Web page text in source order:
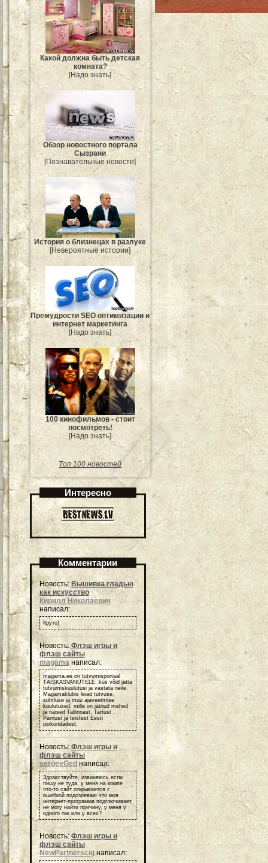
Какой должна быть детская
комната?
[Надо знать]
Обзор новостного портала
Сызрани
[Познавательные новости]
История о близнецах в разлуке
[Невероятные истории]
Премудрости SEO оптимизации и
интернет маркетинга
[Надо знать]
100 кинофильмов - стоит
посмотреть!
[Надо знать]
Топ 100 новостей
Интересно
Комментарии
Новость: Вышивка гладью
как искусство
Кирилл Николаевич
написал:
Круто)
Новость:Флэш игры и
флэш сайты
magama написал:
magama.ee on tutvumisportaal
TÄISKASVANUTELE, kus võid jätta
tutvumiskuulutusi ja vastata neile.
Magamaklubis leiad tutvuse,
suhtluse ja muu ajaveetmise
kuulutused, mille on jätnud mehed
ja naised Tallinnast, Tartust ,
Pärnust ja teistest Eesti
piirkondadest.
Новость: Флэш игры и
флэш сайты
sergeyGed написал:
Здравствуйте, извиняюсь если
пишу не туда, у меня на компе
что-то сайт открывается с
ошибкой подозреваю что моя
интернет-программа подглючивает
не могу найти причину, у меня у
одного так или у всех?
Новость:Флэш игры и
флэш сайты
NewPartnerscig написал: